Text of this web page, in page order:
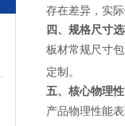
存在差异，实
四、规格尺寸
板材常规尺寸
定制。
五、核心物理
产品物理性能